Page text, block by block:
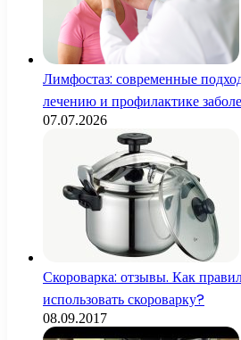
Лимфостаз: современные
лечению и профилактике
07.07.2026
Скороварка: отзывы. Как
использовать скороварку?
08.09.2017